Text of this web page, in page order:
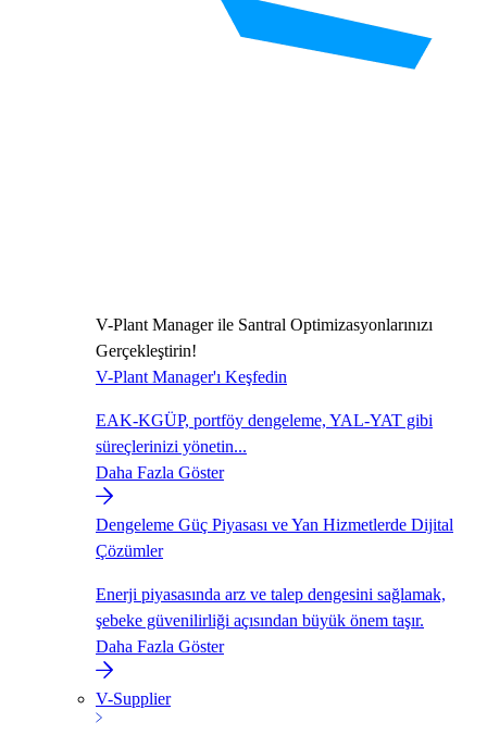
V-Plant Manager ile Santral Optimizasyonlarınızı
Gerçekleştirin!
V-Plant Manager'ı Keşfedin
EAK-KGÜP, portföy dengeleme, YAL-YAT gibi
süreçlerinizi yönetin...
Daha Fazla Göster
Dengeleme Güç Piyasası ve Yan Hizmetlerde Dijital
Çözümler
Enerji piyasasında arz ve talep dengesini sağlamak,
şebeke güvenilirliği açısından büyük önem taşır.
Daha Fazla Göster
V-Supplier